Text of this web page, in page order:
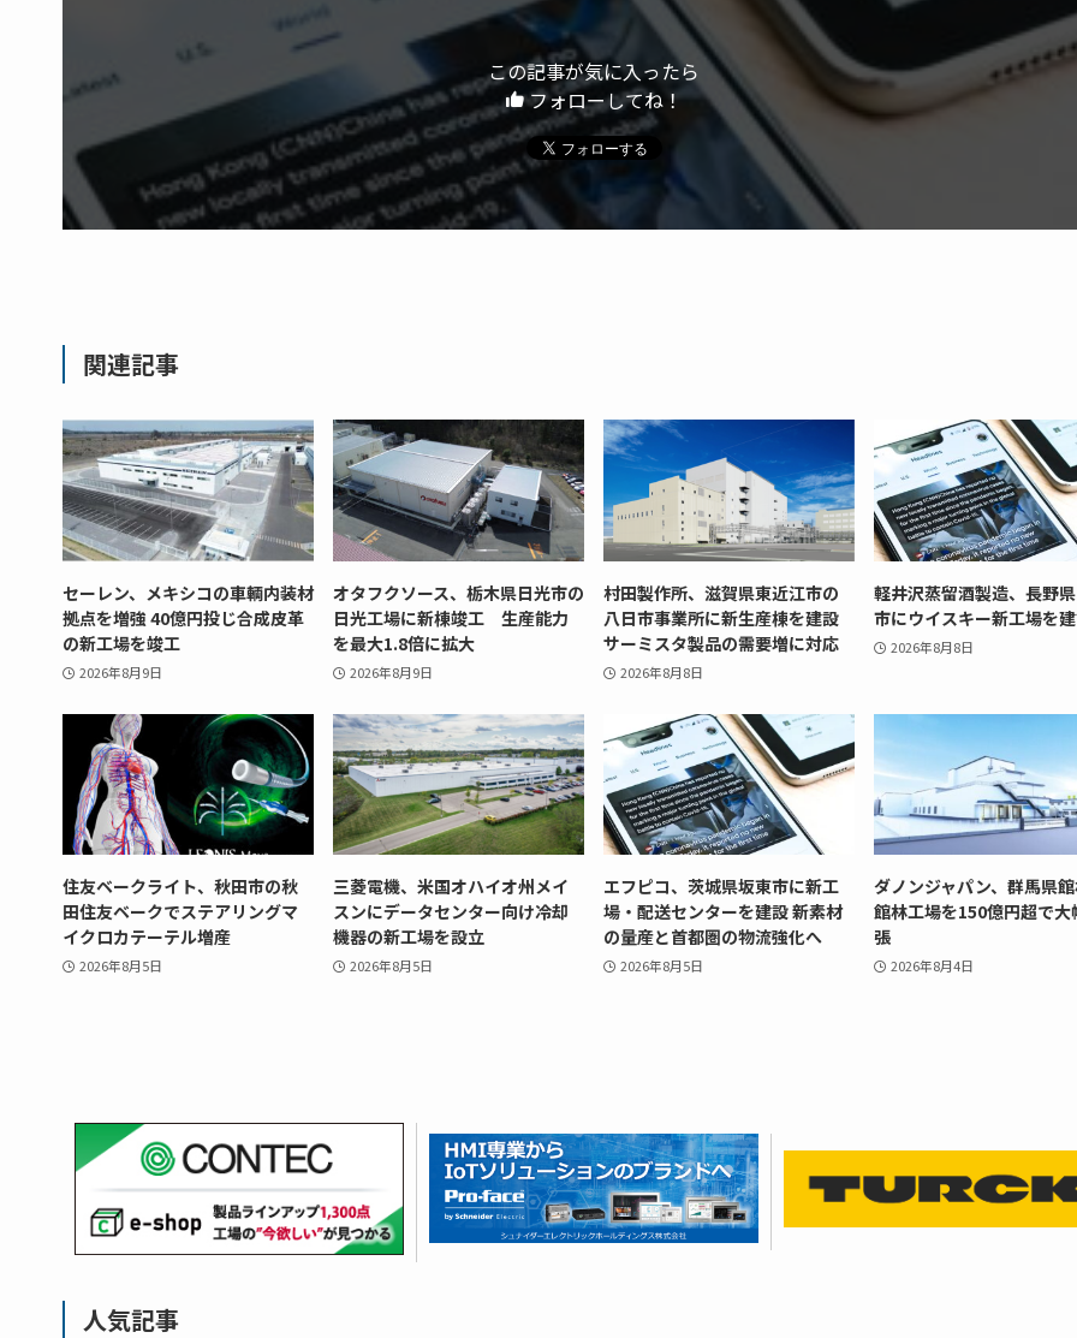
この記事が気に入ったら
フォローしてね！
関連記事
セーレン、メキシコの車輌内装材
拠点を増強 40億円投じ合成皮革
の新工場を竣工
2026年8月9日
オタフクソース、栃木県日光市の
日光工場に新棟竣工 生産能力
を最大1.8倍に拡大
2026年8月9日
村田製作所、滋賀県東近江市の
八日市事業所に新生産棟を建設
サーミスタ製品の需要増に対応
2026年8月8日
軽井沢蒸留酒製造、長野
市にウイスキー新工場を
2026年8月8日
住友ベークライト、秋田市の秋
田住友ベークでステアリングマ
イクロカテーテル増産
2026年8月5日
三菱電機、米国オハイオ州メイ
スンにデータセンター向け冷却
機器の新工場を設立
2026年8月5日
エフピコ、茨城県坂東市に新工
場・配送センターを建設 新素材
の量産と首都圏の物流強化へ
2026年8月5日
ダノンジャパン、群馬県
館林工場を150億円超で大
張
2026年8月4日
人気記事